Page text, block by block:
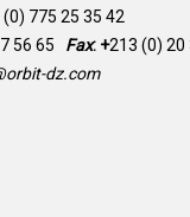
775 25 35 42
56 65 Fax: +213 (0) 20
dz.com